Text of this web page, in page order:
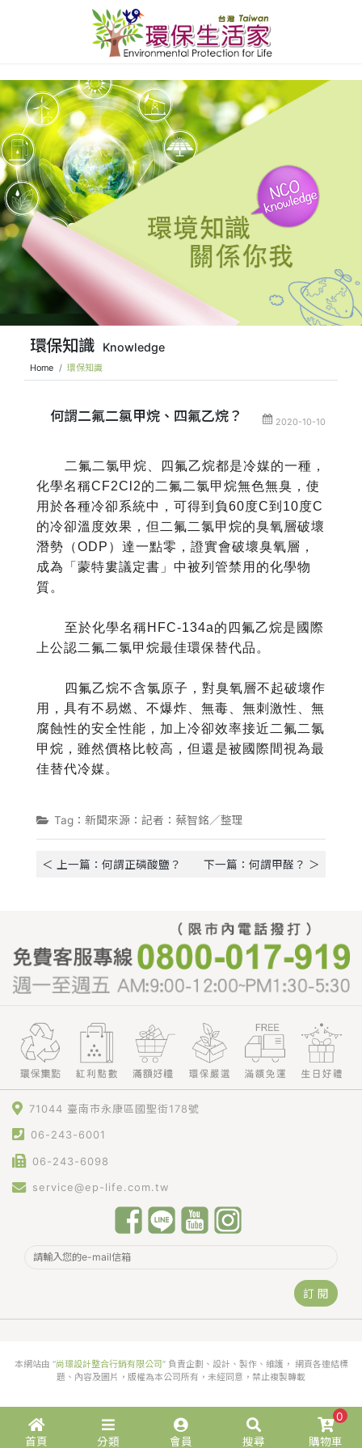
環保知識 Knowledge
Home 環保知識
何謂二氟二氯甲烷、四氟乙烷？ 2020-10-10
二氟二氯甲烷、四氟乙烷都是冷媒的一種，
化學名稱CF2Cl2的二氟二氯甲烷無色無臭，使
用於各種冷卻系統中，可得到負60度C到10度C
的冷卻溫度效果，但二氟二氯甲烷的臭氧層破壞
潛勢（ODP）達一點零，證實會破壞臭氧層，
成為「蒙特婁議定書」中被列管禁用的化學物
質。
至於化學名稱HFC-134a的四氟乙烷是國際
上公認二氟二氯甲烷最佳環保替代品。
四氟乙烷不含氯原子，對臭氧層不起破壞作
用，具有不易燃、不爆炸、無毒、無刺激性、無
腐蝕性的安全性能，加上冷卻效率接近二氟二氯
甲烷，雖然價格比較高，但還是被國際間視為最
佳替代冷媒。
Tag：新聞來源：記者：蔡智銘／整理
＜ 上一篇：何謂正磷酸鹽？ 下一篇：何謂甲醛？ ＞
首頁 分類 會員 搜尋 購物車
0
71044 臺南市永康區國聖街178號
06-243-6001
06-243-6098
service@ep-life.com.tw
訂 閱
本網站由 “尚璟設計整合行銷有限公司” 負責企劃、設計、製作、維護， 網頁各連結標
題、內容及圖片，版權為本公司所有，未經同意，禁止複製轉載